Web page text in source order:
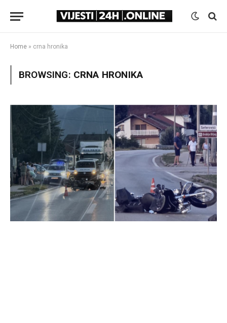
Home » crna hronika
BROWSING: CRNA HRONIKA